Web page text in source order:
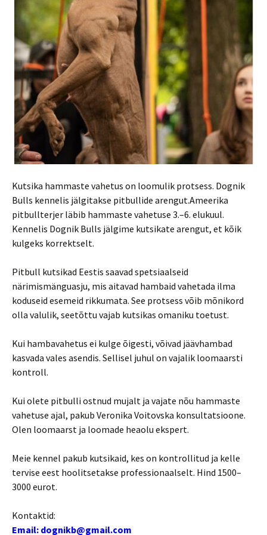
Kutsika hammaste vahetus on loomulik protsess. Dognik
Bulls kennelis jälgitakse pitbullide arengut.Ameerika
pitbullterjer läbib hammaste vahetuse 3.–6. elukuul.
Kennelis Dognik Bulls jälgime kutsikate arengut, et kõik
kulgeks korrektselt.
Pitbull kutsikad Eestis saavad spetsiaalseid
närimismänguasju, mis aitavad hambaid vahetada ilma
koduseid esemeid rikkumata. See protsess võib mõnikord
olla valulik, seetõttu vajab kutsikas omaniku toetust.
Kui hambavahetus ei kulge õigesti, võivad jäävhambad
kasvada vales asendis. Sellisel juhul on vajalik loomaarsti
kontroll.
Kui olete pitbulli ostnud mujalt ja vajate nõu hammaste
vahetuse ajal, pakub Veronika Voitovska konsultatsioone.
Olen loomaarst ja loomade heaolu ekspert.
Meie kennel pakub kutsikaid, kes on kontrollitud ja kelle
tervise eest hoolitsetakse professionaalselt. Hind 1500–
3000 eurot.
Kontaktid:
Email: dognikb@gmail.com